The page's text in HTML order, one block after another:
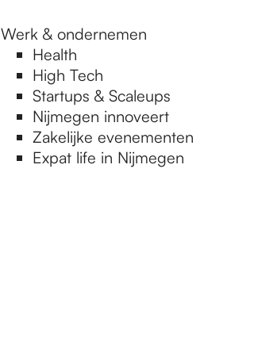
Werk & ondernemen
Health
High Tech
Startups & Scaleups
Nijmegen innoveert
Zakelijke evenementen
Expat life in Nijmegen